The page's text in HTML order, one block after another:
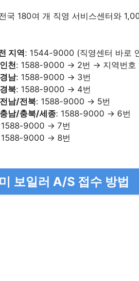
국 180여 개 직영 서비스센터와
지역: 1544-9000 (직영센터 바로
천: 1588-9000 → 2번 → 지역번호
남: 1588-9000 → 3번
북: 1588-9000 → 4번
남/전북: 1588-9000 → 5번
남/충북/세종: 1588-9000 → 6번
1588-9000 → 7번
1588-9000 → 8번
보일러 A/S 접수 방법